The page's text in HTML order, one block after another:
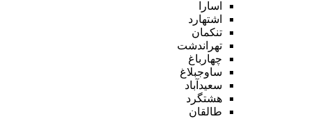
اسارا
اشتهارد
تنکمان
تهراندشت
چهارباغ
ساوجبلاغ
سعیدآباد
هشتگرد
طالقان